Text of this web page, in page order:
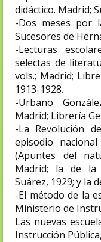
didáctico. Madrid;
-Dos meses por
Sucesores de
-Lecturas
selectas de
vols.; Madrid;
1913-1928.
-Urbano
Madrid; Librería
-La Revolución
episodio
(Apuntes del
Madrid; la de la
Suárez, 1929; y la
-El método de la
Ministerio de
Las nuevas
Instrucción